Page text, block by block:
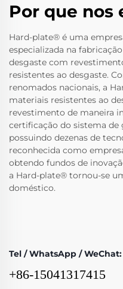
Por que nos
Hard-plate® é uma
especializada na
desgaste com
resistentes ao desgaste.
renomados nacionais, a
materiais resistentes ao
revestimento de maneira
certificação do sistema de
possuindo dezenas de
reconhecida como
obtendo fundos de
a Hard-plate® tornou-se
doméstico.
Tel / WhatsApp / WeChat:
+86-15041317415